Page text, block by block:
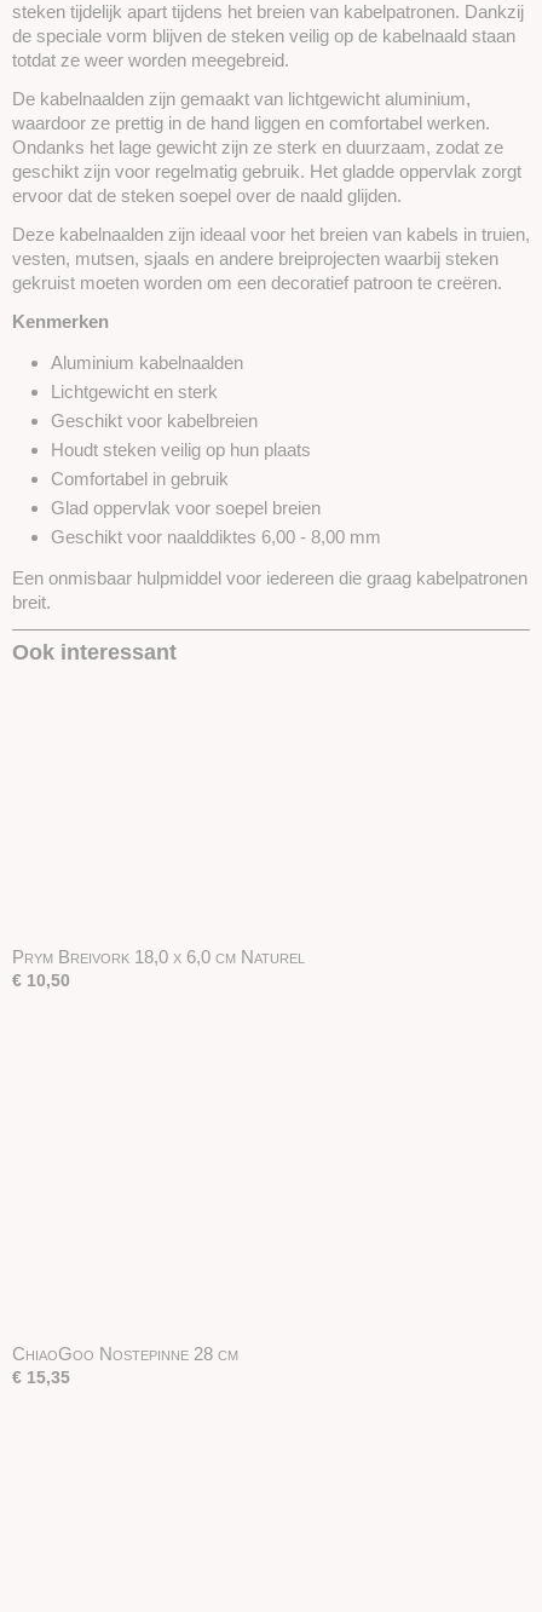
steken tijdelijk apart tijdens het breien van kabelpatronen. Dankzij
de speciale vorm blijven de steken veilig op de kabelnaald staan
totdat ze weer worden meegebreid.
De kabelnaalden zijn gemaakt van lichtgewicht aluminium,
waardoor ze prettig in de hand liggen en comfortabel werken.
Ondanks het lage gewicht zijn ze sterk en duurzaam, zodat ze
geschikt zijn voor regelmatig gebruik. Het gladde oppervlak zorgt
ervoor dat de steken soepel over de naald glijden.
Deze kabelnaalden zijn ideaal voor het breien van kabels in truien,
vesten, mutsen, sjaals en andere breiprojecten waarbij steken
gekruist moeten worden om een decoratief patroon te creëren.
Kenmerken
Aluminium kabelnaalden
Lichtgewicht en sterk
Geschikt voor kabelbreien
Houdt steken veilig op hun plaats
Comfortabel in gebruik
Glad oppervlak voor soepel breien
Geschikt voor naalddiktes 6,00 - 8,00 mm
Een onmisbaar hulpmiddel voor iedereen die graag kabelpatronen
breit.
Ook interessant
Prym Breivork 18,0 x 6,0 cm Naturel
€ 10,50
ChiaoGoo Nostepinne 28 cm
€ 15,35